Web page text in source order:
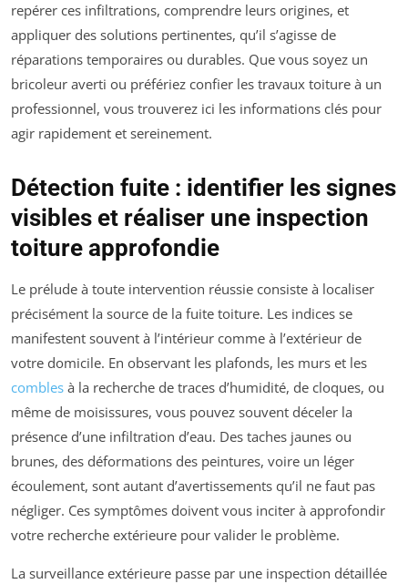
repérer ces infiltrations, comprendre leurs origines, et
appliquer des solutions pertinentes, qu’il s’agisse de
réparations temporaires ou durables. Que vous soyez un
bricoleur averti ou préfériez confier les travaux toiture à un
professionnel, vous trouverez ici les informations clés pour
agir rapidement et sereinement.
Détection fuite : identifier les signes
visibles et réaliser une inspection
toiture approfondie
Le prélude à toute intervention réussie consiste à localiser
précisément la source de la fuite toiture. Les indices se
manifestent souvent à l’intérieur comme à l’extérieur de
votre domicile. En observant les plafonds, les murs et les
combles à la recherche de traces d’humidité, de cloques, ou
même de moisissures, vous pouvez souvent déceler la
présence d’une infiltration d’eau. Des taches jaunes ou
brunes, des déformations des peintures, voire un léger
écoulement, sont autant d’avertissements qu’il ne faut pas
négliger. Ces symptômes doivent vous inciter à approfondir
votre recherche extérieure pour valider le problème.
La surveillance extérieure passe par une inspection détaillée